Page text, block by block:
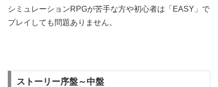
シミュレーションRPGが苦手な方や初心者は「EASY」で
プレイしても問題ありません。
ストーリー序盤～中盤